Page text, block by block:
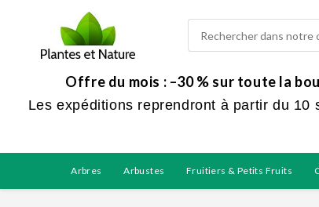
Offre du mois : –30 % sur toute la
Les expéditions reprendront à partir du
Arbres Arbustes Fruitiers & Petits Fruits